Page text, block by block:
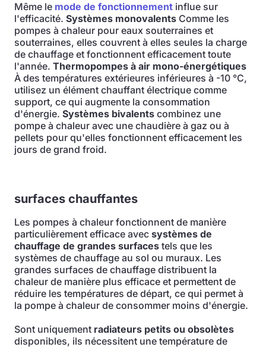
Même le mode de fonctionnement influe sur
l'efficacité. Systèmes monovalents Comme les
pompes à chaleur pour eaux souterraines et
souterraines, elles couvrent à elles seules la charge
de chauffage et fonctionnent efficacement toute
l'année. Thermopompes à air mono-énergétiques
À des températures extérieures inférieures à -10 °C,
utilisez un élément chauffant électrique comme
support, ce qui augmente la consommation
d'énergie. Systèmes bivalents combinez une
pompe à chaleur avec une chaudière à gaz ou à
pellets pour qu'elles fonctionnent efficacement les
jours de grand froid.
surfaces chauffantes
Les pompes à chaleur fonctionnent de manière
particulièrement efficace avec systèmes de
chauffage de grandes surfaces tels que les
systèmes de chauffage au sol ou muraux. Les
grandes surfaces de chauffage distribuent la
chaleur de manière plus efficace et permettent de
réduire les températures de départ, ce qui permet à
la pompe à chaleur de consommer moins d'énergie.
Sont uniquement radiateurs petits ou obsolètes
disponibles, ils nécessitent une température de